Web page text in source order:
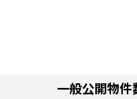
一般公開物件